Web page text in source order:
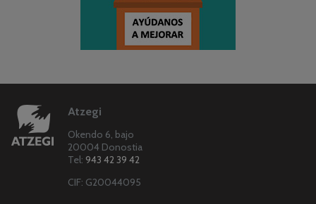
Atzegi
Okendo 6, bajo
20004 Donostia
Tel: 943 42 39 42
CIF: G20044095